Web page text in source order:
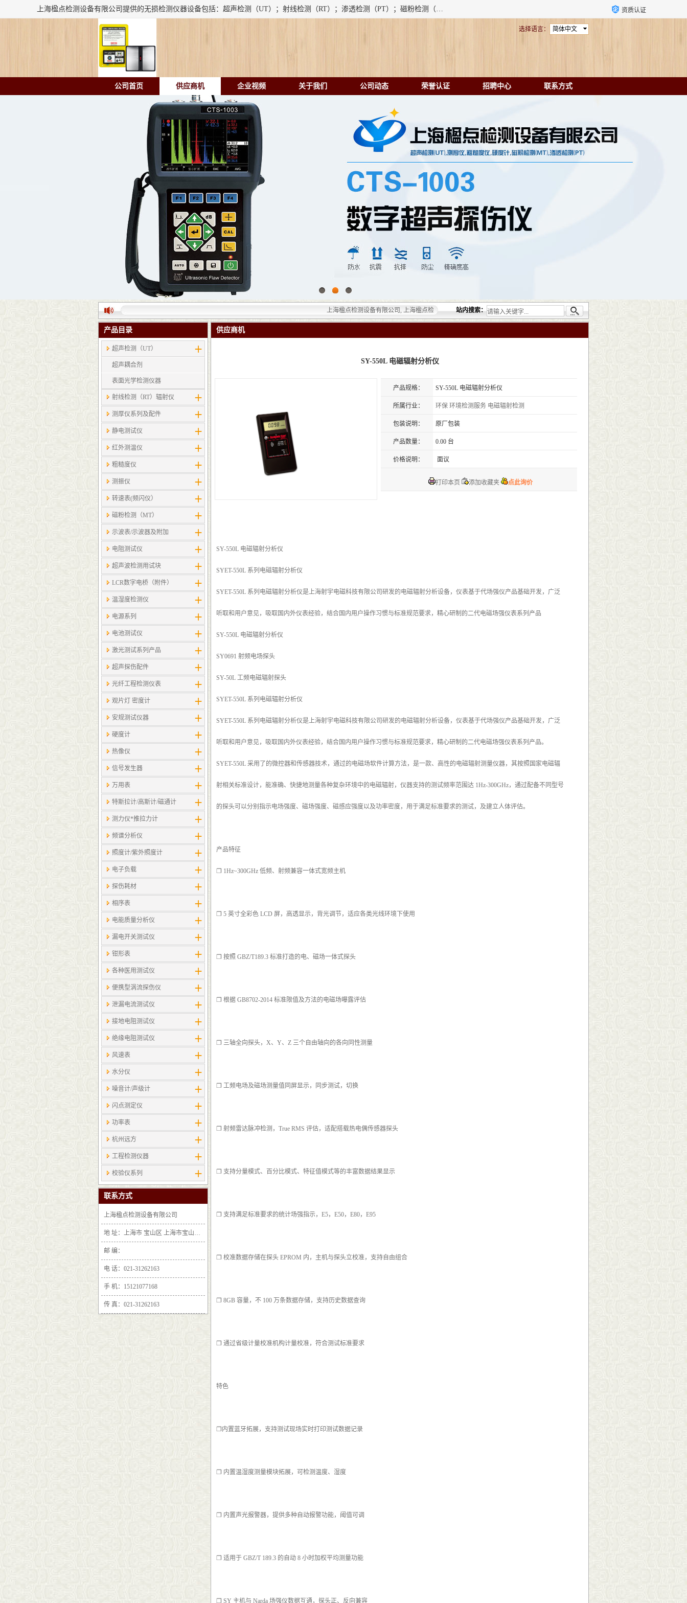
上海楹点检测设备有限公司提供的无损检测仪器设备包括：超声检测（UT）；射线检测（RT）；渗透检测（PT）；磁粉检测（MT）；涡流检测（ET）；化学用品（CH）、超声波相控阵、超声波测厚仪、超声导波、超声TOFD探伤仪、超声波探头、涡流探伤仪、涡流探头、涡流阵列、磁粉探伤机。代理以下品牌：汕超、美国GE(德国KK）、奥林巴斯（Olympus NDT）、美国磁通（Magnaflux）、DAKOTA等； 资质认证
简体中文
选择语言：
公司首页 供应商机 企业视频 关于我们 公司动态 荣誉认证 招聘中心 联系方式
上海楹点检测设备有限公司, 上海楹点检测设备有限公司提供的无损检测仪器设备包括：超声检测（UT）；射线检测（RT）；渗透检
站内搜索：
产品目录
超声检测（UT）
超声耦合剂
表面光学检测仪器
射线检测（RT）辐射仪
测厚仪系列及配件
静电测试仪
红外测温仪
粗糙度仪
测振仪
转速表(频闪仪）
磁粉检测（MT）
示波表/示波器及附加
电阻测试仪
超声波检测用试块
LCR数字电桥（附件）
温湿度检测仪
电源系列
电池测试仪
激光测试系列产品
超声探伤配件
光纤工程检测仪表
观片灯 密度计
安规测试仪器
硬度计
热像仪
信号发生器
万用表
特斯拉计/高斯计​/磁通计
测力仪*推拉力计
频谱分析仪
照度计/紫外照度计
电子负载
探伤耗材
相序表
电能质量分析仪
漏电开关测试仪
钳形表
各种医用测试仪
便携型涡流探伤仪
泄漏电流测试仪
接地电阻测试仪
绝缘电阻测试仪
风速表
水分仪
噪音计/声级计
闪点测定仪
功率表
杭州远方
工程检测仪器
校验仪系列
联系方式
上海楹点检测设备有限公司
地 址：上海市 宝山区 上海市宝山区沪太路6397号1-2层F25区1011室
邮 编：
电 话：021-31262163
手 机：15121077168
传 真：021-31262163
供应商机
SY-550L 电磁辐射分析仪
产品规格： SY-550L 电磁辐射分析仪
所属行业： 环保 环境检测服务 电磁辐射检测
包装说明： 原厂包装
产品数量： 0.00 台
价格说明： 面议
打印本页 添加收藏夹 点此询价
SY-550L 电磁辐射分析仪
SYET-550L 系列电磁辐射分析仪
SYET-550L 系列电磁辐射分析仪是上海射宇电磁科技有限公司研发的电磁辐射分析设备，仪表基于代场强仪产品基础开发，广泛
听取和用户意见，吸取国内外仪表经验，结合国内用户操作习惯与标准规范要求，精心研制的二代电磁场强仪表系列产品
SY-550L 电磁辐射分析仪
SY0691 射频电场探头
SY-50L 工频电磁辐射探头
SYET-550L 系列电磁辐射分析仪
SYET-550L 系列电磁辐射分析仪是上海射宇电磁科技有限公司研发的电磁辐射分析设备，仪表基于代场强仪产品基础开发，广泛
听取和用户意见，吸取国内外仪表经验，结合国内用户操作习惯与标准规范要求，精心研制的二代电磁场强仪表系列产品。
SYET-550L 采用了的微控器和传感器技术，通过的电磁场软件计算方法，是一款、高性的电磁辐射测量仪器，其按照国家电磁辐
射相关标准设计，能准确、快捷地测量各种复杂环境中的电磁辐射，仪器支持的测试频率范围达 1Hz-300GHz，通过配备不同型号
的探头可以分别指示电场强度、磁场强度、磁感应强度以及功率密度，用于满足标准要求的测试，及建立人体评估。
产品特征
❐ 1Hz~300GHz 低频、射频兼容一体式宽频主机
❐ 5 英寸全彩色 LCD 屏，高透显示，背光调节，适应各类光线环境下使用
❐ 按照 GBZ/T189.3 标准打造的电、磁场一体式探头
❐ 根据 GB8702-2014 标准限值及方法的电磁场曝露评估
❐ 三轴全向探头，X、Y、Z 三个自由轴向的各向同性测量
❐ 工频电场及磁场测量值同屏显示，同步测试，切换
❐ 射频雷达脉冲检测，True RMS 评估，适配搭载热电偶传感器探头
❐ 支持分量模式、百分比模式、特征值模式等的丰富数据结果显示
❐ 支持满足标准要求的统计场强指示，E5，E50，E80，E95
❐ 校准数据存储在探头 EPROM 内，主机与探头立校准，支持自由组合
❐ 8GB 容量，不 100 万条数据存储，支持历史数据查询
❐ 通过省级计量校准机构计量校准，符合测试标准要求
特色
❐内置蓝牙拓展，支持测试现场实时打印测试数据记录
❐ 内置温湿度测量模块拓展，可检测温度、湿度
❐ 内置声光报警器，提供多种自动报警功能，阈值可调
❐ 适用于 GBZ/T 189.3 的自动 8 小时加权平均测量功能
❐ SY 主机与 Narda 场强仪数据互通，探头正、反向兼容